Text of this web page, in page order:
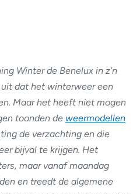
Winter de Benelux in z’n
uit dat het winterweer een
Maar het heeft niet mogen
toonden de weermodellen
de verzachting en die
bijval te krijgen. Het
maar vanaf maandag
en treedt de algemene